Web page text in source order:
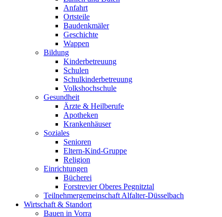
Anfahrt
Ortsteile
Baudenkmäler
Geschichte
Wappen
Bildung
Kinderbetreuung
Schulen
Schulkinderbetreuung
Volkshochschule
Gesundheit
Ärzte & Heilberufe
Apotheken
Krankenhäuser
Soziales
Senioren
Eltern-Kind-Gruppe
Religion
Einrichtungen
Bücherei
Forstrevier Oberes Pegnitztal
Teilnehmergemeinschaft Alfalter-Düsselbach
Wirtschaft & Standort
Bauen in Vorra